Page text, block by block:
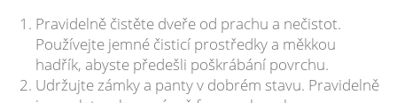
Pravidelně čistěte dveře od prachu a nečistot.
Používejte jemné čisticí prostředky a měkkou
hadřík, abyste předešli poškrábání povrchu.
Udržujte zámky a panty v dobrém stavu. Pravidelně